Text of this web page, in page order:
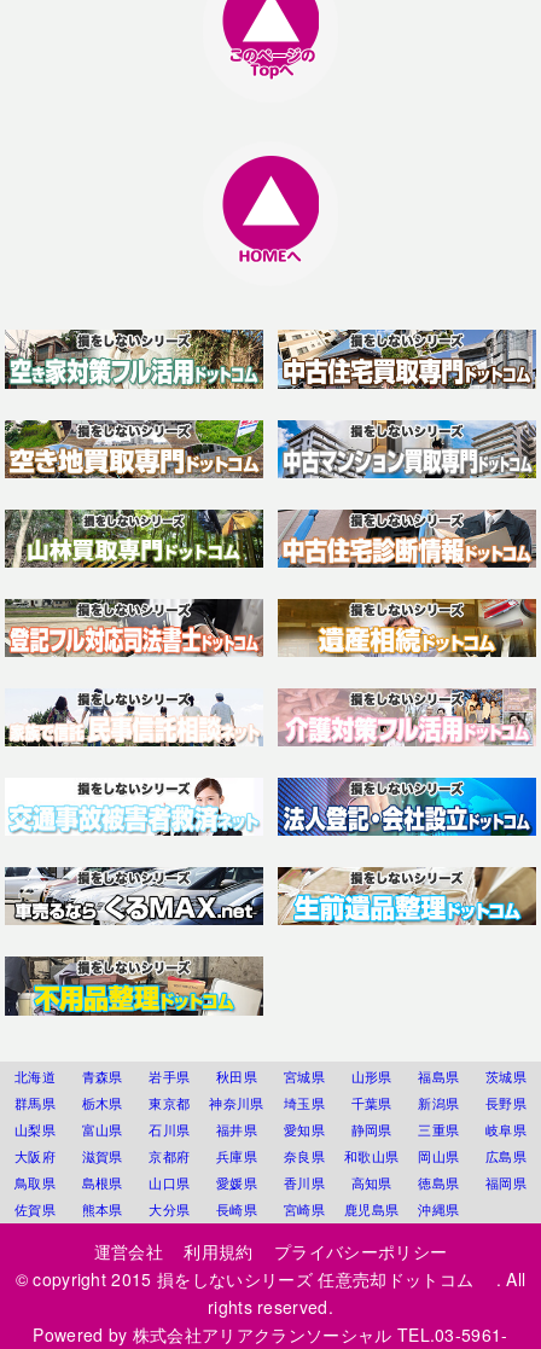
北海道 青森県 岩手県 秋田県 宮城県 山形県 福島県
茨城県
群馬県
栃木県 東京都 神奈川県 埼玉県 千葉県 新潟県
長野県
山梨県
富山県 石川県 福井県 愛知県 静岡県 三重県
岐阜県
大阪府
滋賀県 京都府 兵庫県 奈良県 和歌山県 岡山県
広島県
鳥取県
島根県 山口県 愛媛県 香川県 高知県 徳島県
福岡県
佐賀県
熊本県 大分県 長崎県 宮崎県 鹿児島県 沖縄県
運営会社 利用規約
プライバシーポリシー
© copyright 2015損をしないシリーズ 任意売却ドットコム
. All
rights reserved.
Powered by 株式会社アリアクランソーシャル TEL.03-5961-